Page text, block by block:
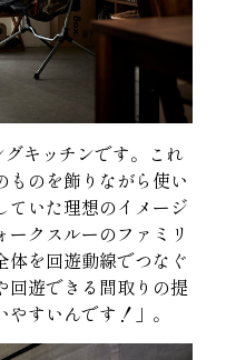
キッチンです。これ
ものを飾りながら使い
ていた理想のイメージ
クスルーのファミリ
体を回遊動線でつなぐ
回遊できる間取りの提
すいんです！」。